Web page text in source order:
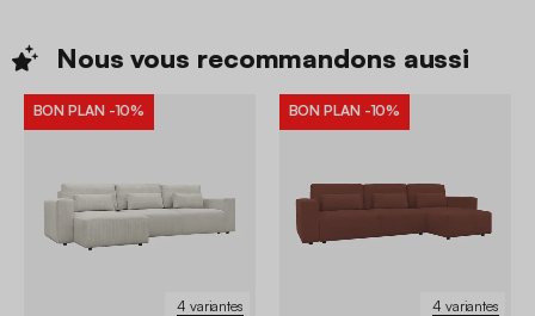
Nous vous recommandons aussi
4 variantes
BON PLAN -10%
4 variantes
BON PLAN -10%